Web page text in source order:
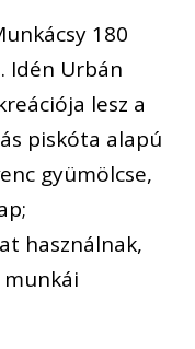
180
Idén Urbán
lesz a
piskóta alapú
gyümölcse,
használnak,
munkái